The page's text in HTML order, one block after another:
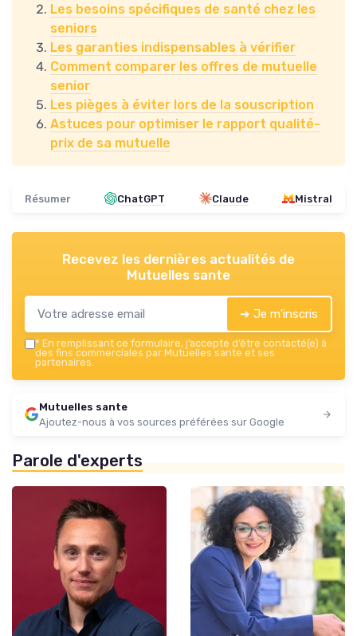
Les besoins spécifiques de santé chez les
seniors
Les garanties indispensables à vérifier
Comment comparer les offres de mutuelle
senior
Les pièges à éviter lors de la souscription
Astuces pour optimiser le rapport qualité-
prix de sa mutuelle
Résumer ChatGPT Claude Mistral
Recevez les dernières actualités de
Mutuelles sante
➔ Je m'inscris
* En remplissant ce formulaire, j’accepte d’être contacté(e) à
des fins commerciales par Mutuelles sante et ses
partenaires.
Mutuelles sante
Ajoutez-nous à vos sources préférées sur Google
Parole d'experts